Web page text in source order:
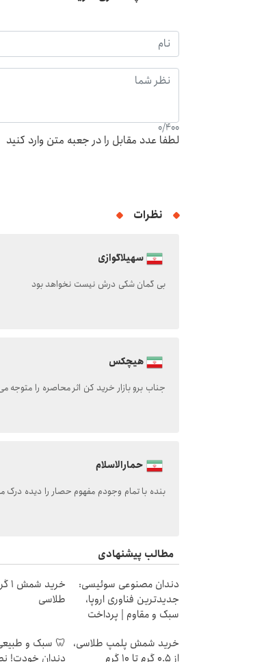
0/400
لطفا عدد مقابل را در جعبه متن وارد کنید
نظرات
سهیلاگوازی
بی گمان شکی درش نیست نخواهد بود
هیچکس
جناب برو بازار خرید کن اثر محاصره را متوجه
حمارالاسلام
بنده با تمام وجودم مفهوم حصار را دیده درک
مطالب پیشنهادی
دندان مصنوعی سوئیسی:
جدیدترین فناوری اروپا،
سبک و مقاوم | پرداخت
خرید
طلاسی
خرید شمش پلمپ طلاسی، 🦷 سبک و